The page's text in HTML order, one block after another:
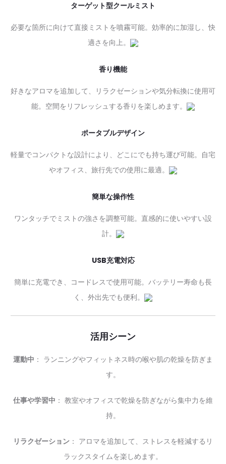
ターゲット型クールミスト
必要な箇所に向けて直接ミストを噴霧可能。効率的に加湿し、快
適さを向上。
香り機能
好きなアロマを追加して、リラクゼーションや気分転換に使用可
能。空間をリフレッシュする香りを楽しめます。
ポータブルデザイン
軽量でコンパクトな設計により、どこにでも持ち運び可能。自宅
やオフィス、旅行先での使用に最適。
簡単な操作性
ワンタッチでミストの強さを調整可能。直感的に使いやすい設
計。
USB充電対応
簡単に充電でき、コードレスで使用可能。バッテリー寿命も長
く、外出先でも便利。
活用シーン
運動中 ： ランニングやフィットネス時の喉や肌の乾燥を防ぎま
す。
仕事や学習中 ： 教室やオフィスで乾燥を防ぎながら集中力を維
持。
リラクゼーション ： アロマを追加して、ストレスを軽減するリ
ラックスタイムを楽しめます。